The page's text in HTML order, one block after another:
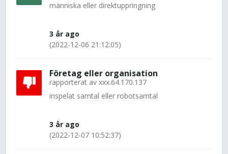
människa eller direktuppringning
3 år ago
(2022-12-06 21:12:05)
Företag eller organisation
rapporterat av xxx.64.170.137
inspelat samtal eller robotsamtal
3 år ago
(2022-12-07 10:52:37)